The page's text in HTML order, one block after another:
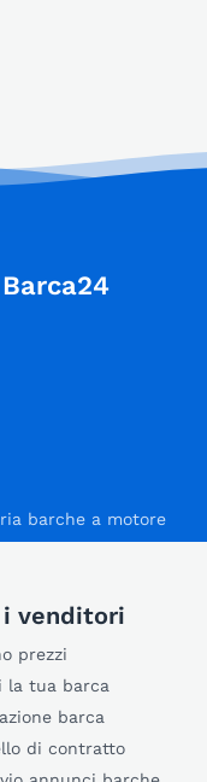
barche a motore
i venditori
prezzi
la tua barca
barca
di contratto